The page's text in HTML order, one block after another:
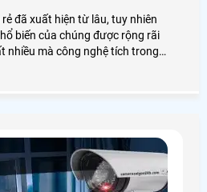
đã xuất hiện từ lâu, tuy nhiên
biến của chúng được rộng rãi
nhiều mà công nghệ tích trong